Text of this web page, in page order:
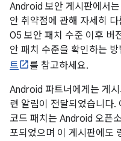
Android 보안 게시판에서
안 취약점에 관해 자세히
05 보안 패치 수준 이후 버
안 패치 수준을 확인하는 방
트
를 참고하세요.
Android 파트너에게는 게
련 알림이 전달되었습니다.
코드 패치는 Android 오픈
포되었으며 이 게시판에도